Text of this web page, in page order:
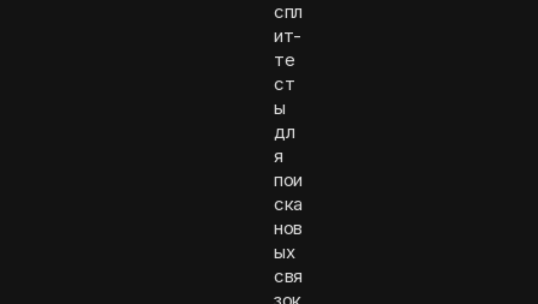
спл
ит-
те
ст
ы
дл
я
пои
ска
нов
ых
свя